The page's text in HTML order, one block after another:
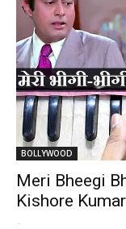
BOLLYWOOD
Meri Bheegi
Kishore
-